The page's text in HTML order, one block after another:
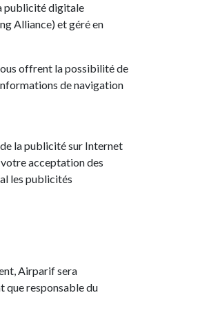
publicité digitale
Alliance) et géré en
offrent la possibilité de
de navigation
la publicité sur Internet
acceptation des
les publicités
Airparif sera
que responsable du